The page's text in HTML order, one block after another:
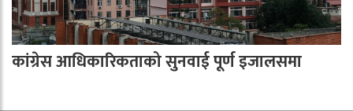
कांग्रेस आधिकारिकताको सुनवाई पूर्ण इजालसमा